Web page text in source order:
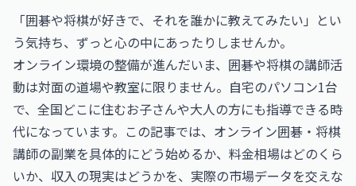
「囲碁や将棋が好きで、それを誰かに教えてみたい」とい
う気持ち、ずっと心の中にあったりしませんか。
オンライン環境の整備が進んだいま、囲碁や将棋の講師活
動は対面の道場や教室に限りません。自宅のパソコン1台
で、全国どこに住むお子さんや大人の方にも指導できる時
代になっています。この記事では、オンライン囲碁・将棋
講師の副業を具体的にどう始めるか、料金相場はどのくら
いか、収入の現実はどうかを、実際の市場データを交えな